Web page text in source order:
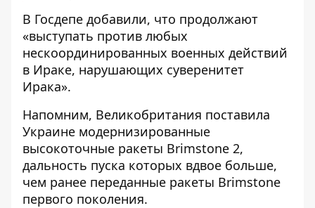
В Госдепе добавили, что продолжают
«выступать против любых
нескоординированных военных действий
в Ираке, нарушающих суверенитет
Ирака».
Напомним, Великобритания поставила
Украине модернизированные
высокоточные ракеты Brimstone 2,
дальность пуска которых вдвое больше,
чем ранее переданные ракеты Brimstone
первого поколения.